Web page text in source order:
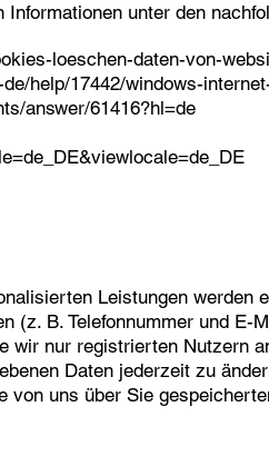
unter den
loeschen-daten-von-
help/17442/windows-
answer/61416?hl=de
Leistungen werden
(z. B. Telefonnummer und
wir nur registrierten Nutzern
Daten jederzeit zu
uns über Sie